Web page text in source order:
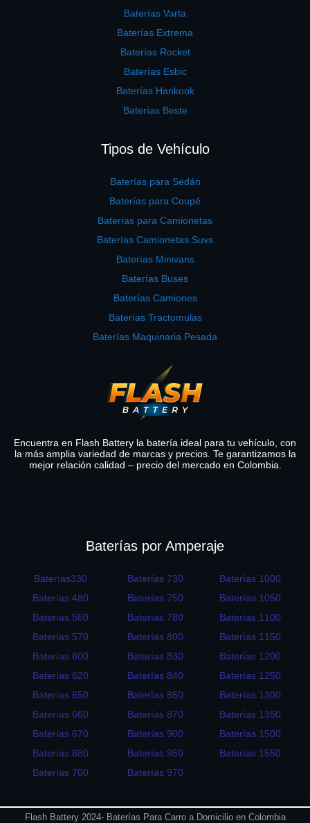
Baterías Varta
Baterías Extrema
Baterías Rocket
Baterías Esbic
Baterías Hankook
Baterías Beste
Tipos de Vehículo
Baterías para Sedán
Baterías para Coupé
Baterías para Camionetas
Baterías Camionetas Suvs
Baterías Minivans
Baterías Buses
Baterías Camiones
Baterías Tractomulas
Baterías Maquinaria Pesada
Encuentra en Flash Battery la batería ideal para tu vehículo, con
la más amplia variedad de marcas y precios. Te garantizamos la
mejor relación calidad – precio del mercado en Colombia.
Baterías por Amperaje
Baterías330
Baterías 480
Baterías 560
Baterías 570
Baterías 600
Baterías 620
Baterías 650
Baterías 660
Baterías 670
Baterías 680
Baterías 700
Baterías 730
Baterías 750
Baterías 780
Baterías 800
Baterías 830
Baterías 840
Baterías 850
Baterías 870
Baterías 900
Baterías 950
Baterías 970
Baterías 1000
Baterías 1050
Baterías 1100
Baterías 1150
Baterías 1200
Baterías 1250
Baterías 1300
Baterías 1350
Baterías 1500
Baterías 1550
Flash Battery 2024- Baterías Para Carro a Domicilio en Colombia